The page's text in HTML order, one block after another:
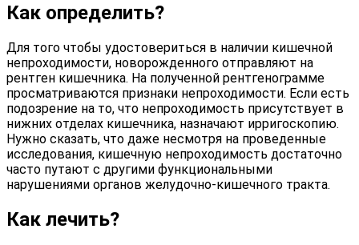
Как определить?
Для того чтобы удостовериться в наличии кишечной
непроходимости, новорожденного отправляют на
рентген кишечника. На полученной рентгенограмме
просматриваются признаки непроходимости. Если есть
подозрение на то, что непроходимость присутствует в
нижних отделах кишечника, назначают ирригоскопию.
Нужно сказать, что даже несмотря на проведенные
исследования, кишечную непроходимость достаточно
часто путают с другими функциональными
нарушениями органов желудочно-кишечного тракта.
Как лечить?